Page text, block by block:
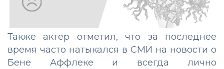
Также актер отметил, что за последнее
время часто натыкался в СМИ на новости о
Бене Аффлеке и всегда лично